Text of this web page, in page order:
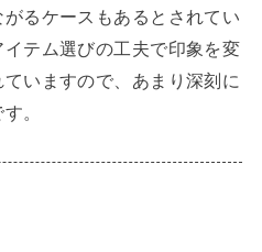
るケースもあるとされてい
テム選びの工夫で印象を変
いますので、あまり深刻に
。